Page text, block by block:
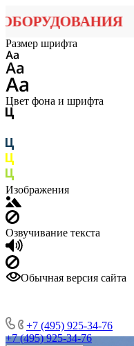
Размер шрифта
Цвет фона и шрифта
Изображения
Озвучивание текста
Обычная версия сайта
+7 (495) 925-34-76
+7 (495) 925-34-76